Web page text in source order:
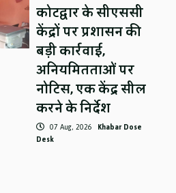
कोटद्वार के सीएससी
केंद्रों पर प्रशासन की
बड़ी कार्रवाई,
अनियमितताओं पर
नोटिस, एक केंद्र सील
करने के निर्देश
07 Aug, 2026 Khabar Dose
Desk